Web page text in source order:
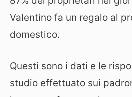
Valentino fa un regalo al
domestico.
Questi sono i dati e le
studio effettuato sui